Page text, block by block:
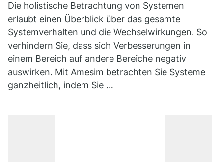
Die holistische Betrachtung von Systemen
erlaubt einen Überblick über das gesamte
Systemverhalten und die Wechselwirkungen. So
verhindern Sie, dass sich Verbesserungen in
einem Bereich auf andere Bereiche negativ
auswirken. Mit Amesim betrachten Sie Systeme
ganzheitlich, indem Sie …